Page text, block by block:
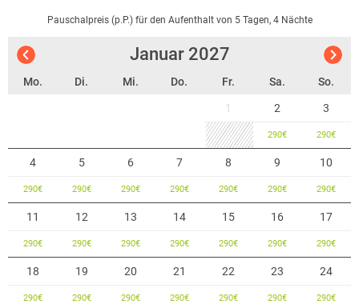
als auch im modernen Biergarten lecker gespeist und getrunken
Zum Freizeit- und Tourismuscenter gehören außerdem das 3-Sterne
Hotel Ambiente, die Sport Factory als Fitness- und Sportcenter und
Pauschalpreis (p.P.) für den Aufenthalt von 5 Tagen, 4 Nächte
Januar 2027
Mo. Di. Mi. Do. Fr. Sa. So.
1 2
290€
3
290€
4
290€
5
290€
6
290€
7
290€
8
290€
9
290€
10
290€
11
290€
12
290€
13
290€
14
290€
15
290€
16
290€
17
290€
18
290€
19
290€
20
290€
21
290€
22
290€
23
290€
24
290€